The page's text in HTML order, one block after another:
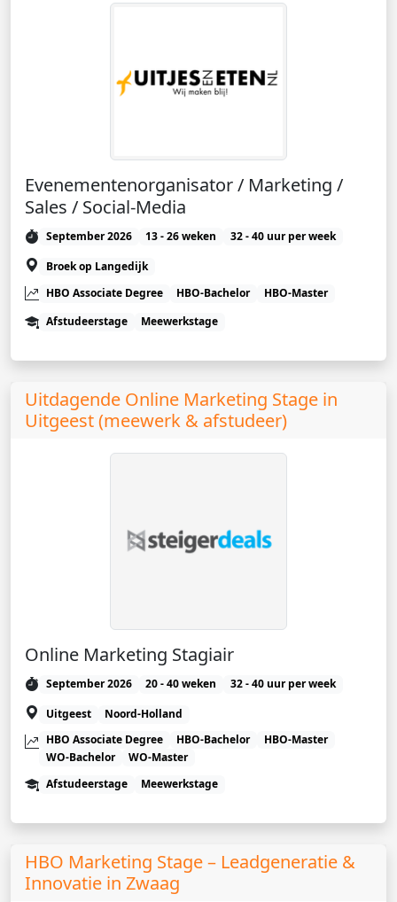
Evenementenorganisator / Marketing /
Sales / Social-Media
September 2026 13 - 26 weken
32 - 40 uur per week
Broek op Langedijk
HBO Associate Degree
HBO-Bachelor
HBO-Master
Afstudeerstage
Meewerkstage
Uitdagende Online Marketing Stage in
Uitgeest (meewerk & afstudeer)
Online Marketing Stagiair
September 2026 20 - 40 weken
32 - 40 uur per week
Uitgeest
Noord-Holland
HBO Associate Degree
HBO-Bachelor
HBO-Master
WO-Bachelor
WO-Master
Afstudeerstage
Meewerkstage
HBO Marketing Stage – Leadgeneratie &
Innovatie in Zwaag